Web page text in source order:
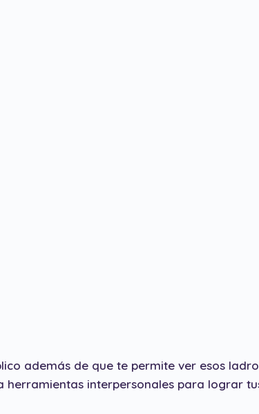
además de que te permite ver esos
interpersonales para lograr tus